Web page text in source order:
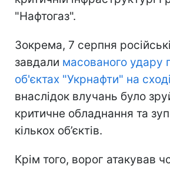
"Нафтогаз".
Зокрема, 7 серпня
завдали масованого удару
об'єктах "Укрнафти" на
внаслідок влучань було
критичне обладнання та
кількох об’єктів.
Крім того, ворог атакував